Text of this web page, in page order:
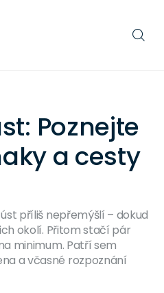
Poznejte
a cesty
příliš nepřemýšlí – dokud
okolí. Přitom stačí pár
minimum. Patří sem
a včasné rozpoznání